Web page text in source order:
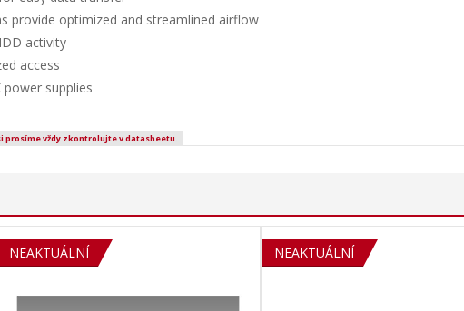
provide optimized and streamlined airflow
activity
access
power supplies
prosíme vždy zkontrolujte v datasheetu.
NEAKTUÁLNÍ SOLD OUT
NEAKTUÁLNÍ